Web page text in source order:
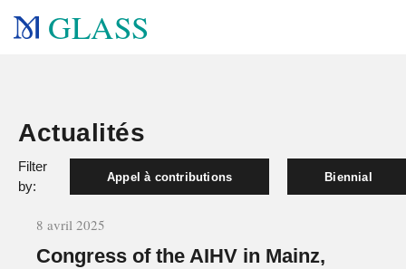
GLASS
Actualités
Filter
by:
Appel à contributions Biennial
8 avril 2025
Congress of the AIHV in Mainz,